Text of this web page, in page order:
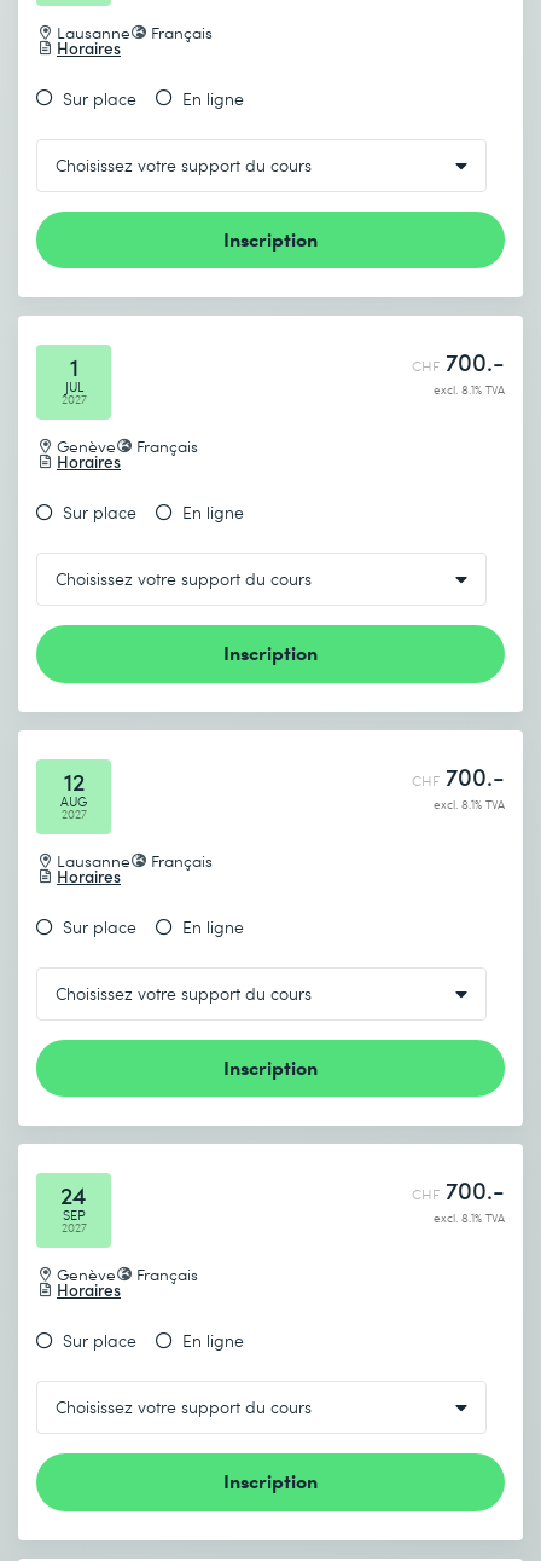
Lausanne Français
Horaires
Sur place En ligne
Inscription
1
JUL
2027
Genève Français
Horaires
CHF 700.-
excl. 8.1% TVA
Sur place En ligne
Inscription
12
AUG
2027
Lausanne Français
Horaires
CHF 700.-
excl. 8.1% TVA
Sur place En ligne
Inscription
24
SEP
2027
Genève Français
Horaires
CHF 700.-
excl. 8.1% TVA
Sur place En ligne
Inscription